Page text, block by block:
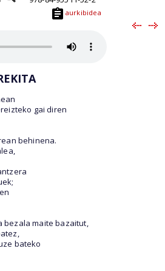
aurkibidea
gai diren
behinena.
bezala maite bazaitut,
bateko